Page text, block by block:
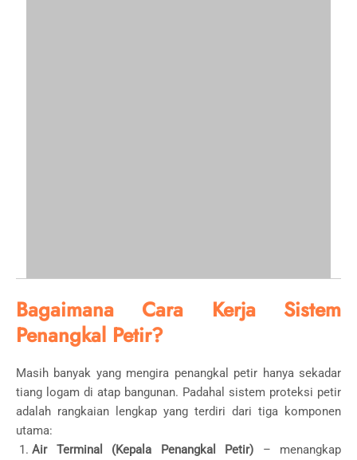
Bagaimana Cara Kerja Sistem
Penangkal Petir?
Masih banyak yang mengira penangkal petir hanya sekadar
tiang logam di atap bangunan. Padahal sistem proteksi petir
adalah rangkaian lengkap yang terdiri dari tiga komponen
utama:
Air Terminal (Kepala Penangkal Petir) – menangkap